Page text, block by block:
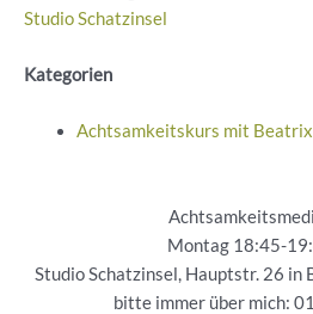
Studio Schatzinsel
Kategorien
Achtsamkeitskurs mit Beatrix
Montag 18:45-
Studio Schatzinsel, Hauptstr. 26 in
bitte immer über mich: